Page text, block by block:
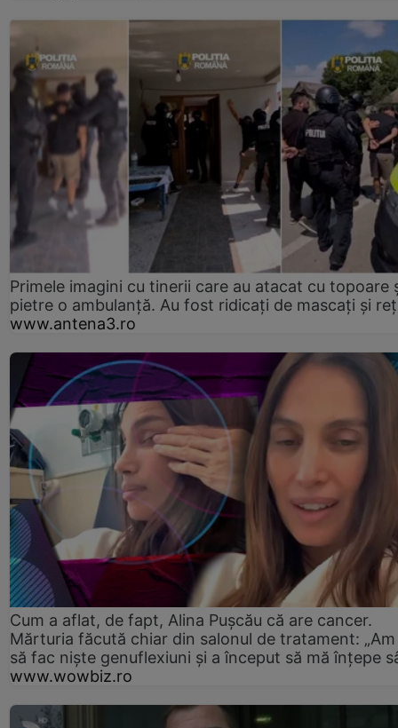
Primele imagini cu tinerii care au atacat cu topoare
pietre o ambulanță. Au fost ridicați de mascați și
www.antena3.ro
Cum a aflat, de fapt, Alina Pușcău că are cancer.
Mărturia făcută chiar din salonul de tratament:
să fac niște genuflexiuni și a început să mă înțepe
www.wowbiz.ro